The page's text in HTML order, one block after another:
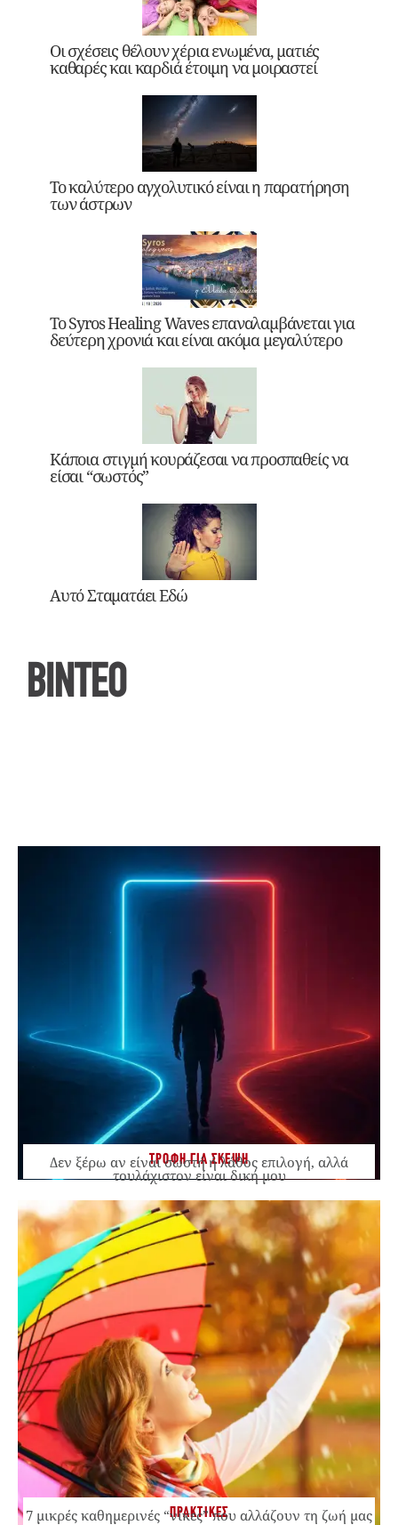
Οι σχέσεις θέλουν χέρια ενωμένα, ματιές
καθαρές και καρδιά έτοιμη να μοιραστεί
Το καλύτερο αγχολυτικό είναι η παρατήρηση
των άστρων
Το Syros Healing Waves επαναλαμβάνεται για
δεύτερη χρονιά και είναι ακόμα μεγαλύτερο
Κάποια στιγμή κουράζεσαι να προσπαθείς να
είσαι “σωστός”
Αυτό Σταματάει Εδώ
ΒΙΝΤΕΟ
ΤΡΟΦΗ ΓΙΑ ΣΚΕΨΗ
Δεν ξέρω αν είναι σωστή ή λάθος επιλογή, αλλά
τουλάχιστον είναι δική μου
ΠΡΑΚΤΙΚΕΣ
7 μικρές καθημερινές “νίκες” που αλλάζουν τη ζωή μας